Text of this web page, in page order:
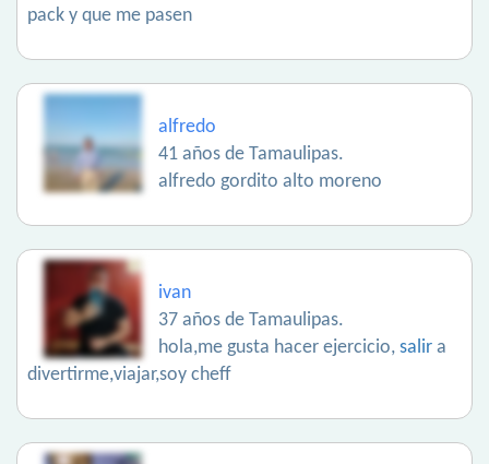
pack y que me pasen
alfredo
41 años de Tamaulipas.
alfredo gordito alto moreno
ivan
37 años de Tamaulipas.
hola,me gusta hacer ejercicio, salir a
divertirme,viajar,soy cheff